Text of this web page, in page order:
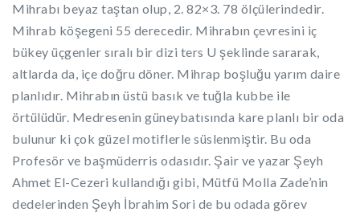
Mihrabı beyaz taştan olup, 2. 82×3. 78 ölçülerindedir.
Mihrab köşegeni 55 derecedir. Mihrabın çevresini iç
bükey üçgenler sıralı bir dizi ters U şeklinde sararak,
altlarda da, içe doğru döner. Mihrap boşluğu yarım daire
planlıdır. Mihrabın üstü basık ve tuğla kubbe ile
örtülüdür. Medresenin güneybatısında kare planlı bir oda
bulunur ki çok güzel motiflerle süslenmiştir. Bu oda
Profesör ve başmüderris odasıdır. Şair ve yazar Şeyh
Ahmet El-Cezeri kullandığı gibi, Mütfü Molla Zade’nin
dedelerinden Şeyh İbrahim Sori de bu odada görev